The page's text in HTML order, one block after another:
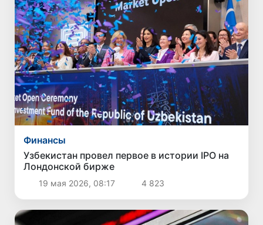
Финансы
Узбекистан провел первое в истории IPO на
Лондонской бирже
19 мая 2026, 08:17 4 823